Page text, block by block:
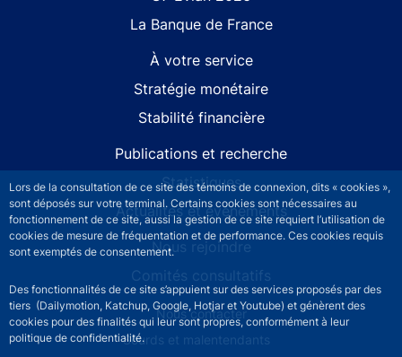
Lors de la consultation de ce site des témoins de connexion, dits « cookies »,
sont déposés sur votre terminal. Certains cookies sont nécessaires au
fonctionnement de ce site, aussi la gestion de ce site requiert l’utilisation de
cookies de mesure de fréquentation et de performance. Ces cookies requis
sont exemptés de consentement.
Des fonctionnalités de ce site s’appuient sur des services proposés par des
tiers (Dailymotion, Katchup, Google, Hotjar et Youtube) et génèrent des
cookies pour des finalités qui leur sont propres, conformément à leur
politique de confidentialité.
La Banque de France
À votre service
Stratégie monétaire
Stabilité financière
Publications et recherche
Statistiques
Actualités et événements
Nous rejoindre
Comités consultatifs
Footer secondary menuNous contacter
Sourds et malentendants